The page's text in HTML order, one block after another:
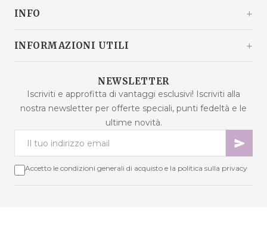
Croazia
Lun - Ven: 9:00 - 15:00
INFO
Chi siamo
Nuovi prodotti
Prodotti più venduti
Mappa del sito
Risoluzione delle controversie
INFORMAZIONI UTILI
Domande frequenti
Termini di acquisto
Sicurezza dei dati
Metodi di pagamento
Cookie - spiegazione
NEWSLETTER
Iscriviti e approfitta di vantaggi esclusivi! Iscriviti alla
nostra newsletter per offerte speciali, punti fedeltà e le
ultime novità.
Accetto le condizioni generali di acquisto e la politica sulla privacy